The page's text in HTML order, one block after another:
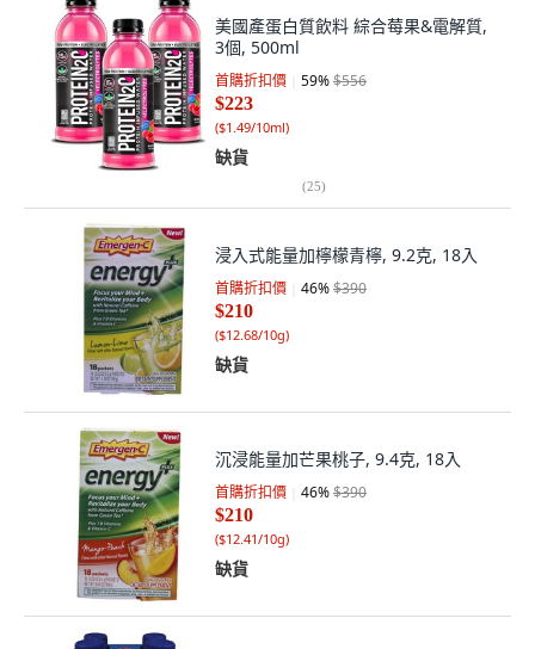
美國產蛋白質飲料 綜合莓果&電解質,
3個, 500ml
首購折扣價 59%$556
$223
($1.49/10ml)
缺貨
(25)
浸入式能量加檸檬青檸, 9.2克, 18入
首購折扣價 46%$390
$210
($12.68/10g)
缺貨
沉浸能量加芒果桃子, 9.4克, 18入
首購折扣價 46%$390
$210
($12.41/10g)
缺貨